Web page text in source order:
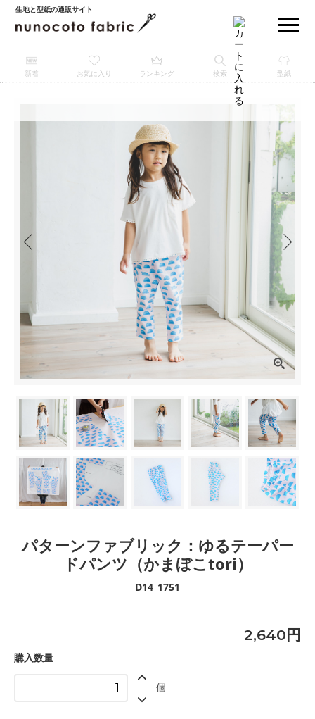
生地と型紙の通販サイト
新着 お気に入り ランキング 検索 型紙
パターンファブリック：ゆるテーパー
ドパンツ（かまぼこtori）
D14_1751
2,640円
購入数量
個